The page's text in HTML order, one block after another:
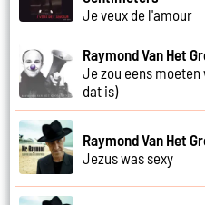
Je veux de l'amour
Raymond Van Het
Je zou eens
dat is)
Raymond Van Het
Jezus was sexy